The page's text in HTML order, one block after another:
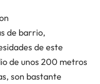
de barrio,
de este
de unos 200 metros
son bastante